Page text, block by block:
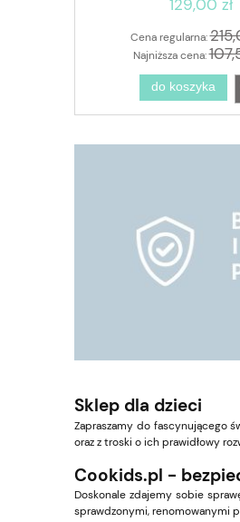
129,00 zł
Cena regularna:
Najniższa cena:
do koszyka
Sklep dla dzieci
Zapraszamy do fascynującego
oraz z troski o ich prawidłowy
Cookids.pl -
Doskonale zdajemy sobie
sprawdzonymi, renomowanymi